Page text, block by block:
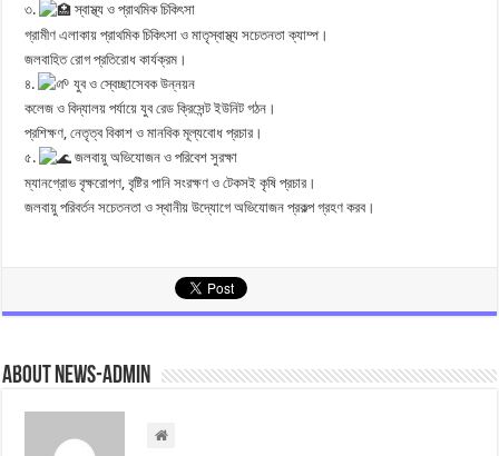
৩.
স্বাস্থ্য ও প্রাথমিক চিকিৎসা
গ্রামীণ এলাকায় প্রাথমিক চিকিৎসা ও মাতৃস্বাস্থ্য সচেতনতা ক্যাম্প।
জলবাহিত রোগ প্রতিরোধ কার্যক্রম।
৪.
যুব ও স্বেচ্ছাসেবক উন্নয়ন
কলেজ ও বিদ্যালয় পর্যায়ে যুব রেড ক্রিসেন্ট ইউনিট গঠন।
প্রশিক্ষণ, নেতৃত্ব বিকাশ ও মানবিক মূল্যবোধ প্রচার।
৫.
জলবায়ু অভিযোজন ও পরিবেশ সুরক্ষা
ম্যানগ্রোভ বৃক্ষরোপণ, বৃষ্টির পানি সংরক্ষণ ও টেকসই কৃষি প্রচার।
জলবায়ু পরিবর্তন সচেতনতা ও স্থানীয় উদ্যোগে অভিযোজন প্রকল্প গ্রহণ করব।
About news-admin